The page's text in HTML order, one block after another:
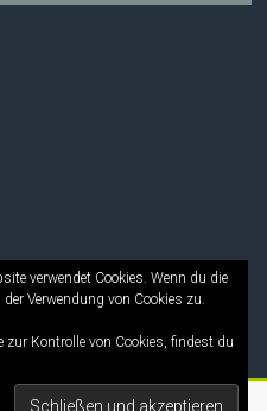
. Alle Rechte vorbehalten.
verwendet Cookies. Wenn du die
Verwendung von Cookies zu.
zur Kontrolle von Cookies, findest du